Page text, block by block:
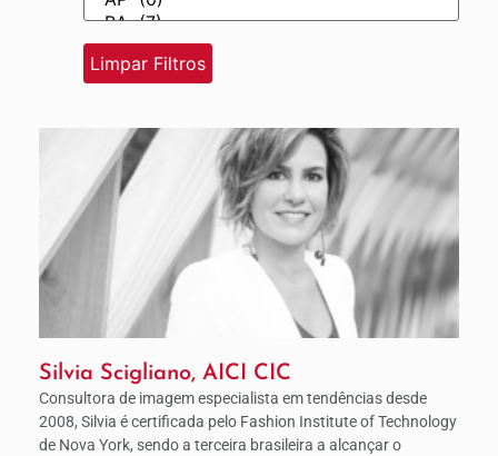
Silvia Scigliano, AICI CIC
Consultora de imagem especialista em tendências desde
2008, Silvia é certificada pelo Fashion Institute of Technology
de Nova York, sendo a terceira brasileira a alcançar o